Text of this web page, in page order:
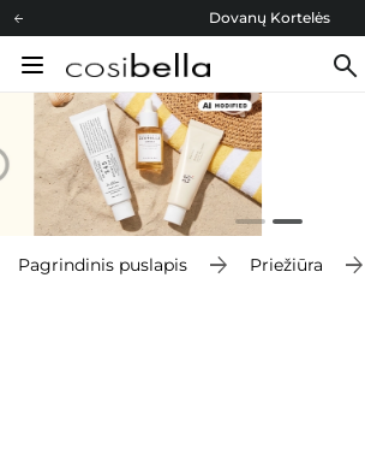
Dovanų Kortelės
Cosibella lojalumo programa
Dovanų Kortelės
Pagrindinis puslapis Priežiūra